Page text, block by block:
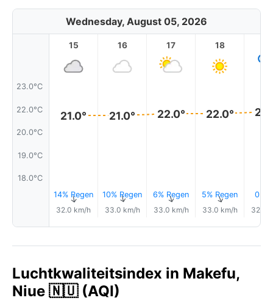
Wednesday, August 05, 2026
23.0°C
22.0°C
20.0°C
19.0°C
18.0°C
15
21.0°
14% Regen
↑
32.0 km/h
16
21.0°
10% Regen
↑
33.0 km/h
17
22.0°
6% Regen
↑
33.0 km/h
18
22.0°
5% Regen
↑
33.0 km/h
0.0
32.0
Luchtkwaliteitsindex in Makefu,
Niue 🇳🇺 (AQI)